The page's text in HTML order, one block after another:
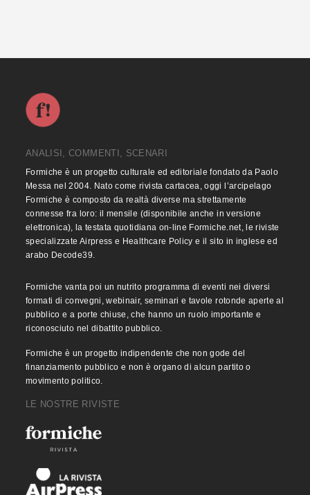
ANALISI, COMMENTI, SCENARI
Formiche è un progetto culturale ed editoriale fondato da Paolo
Messa nel 2004. Nato come rivista cartacea, oggi l’arcipelago
Formiche è composto da realtà diverse ma strettamente
connesse fra loro: il mensile (disponibile anche in versione
elettronica), la testata quotidiana on-line Formiche.net, le riviste
specializzate Airpress e Healthcare Policy e il sito in inglese ed
arabo Decode39.
Formiche vanta poi un nutrito programma di eventi nei diversi
formati di convegni, webinair, seminari e tavole rotonde aperte al
pubblico e a porte chiuse, che hanno un ruolo importante e
riconosciuto nel dibattito pubblico.
Formiche è un progetto indipendente che non gode del
finanziamento pubblico e non è organo di alcun partito o
movimento politico.
LE NOSTRE RIVISTE